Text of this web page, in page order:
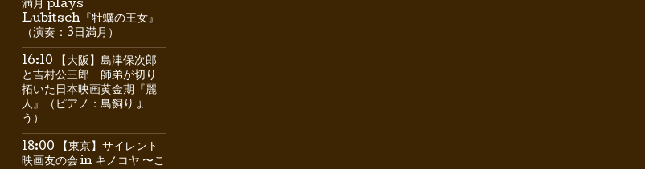
満月 plays
Lubitsch『牡蠣の王女』
（演奏：3日満月）
16:10 【大阪】島津保次郎
と吉村公三郎 師弟が切り
拓いた日本映画黄金期『麗
人』（ピアノ：鳥飼りょ
う）
18:00 【東京】サイレント
映画友の会 in キノコヤ 〜こ